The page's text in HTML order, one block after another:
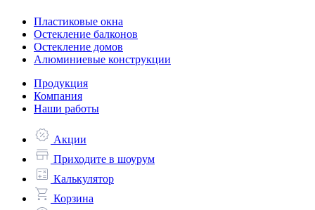
Пластиковые окна
Остекление балконов
Остекление домов
Алюминиевые конструкции
Продукция
Компания
Наши работы
Акции
Приходите в шоурум
Калькулятор
Корзина